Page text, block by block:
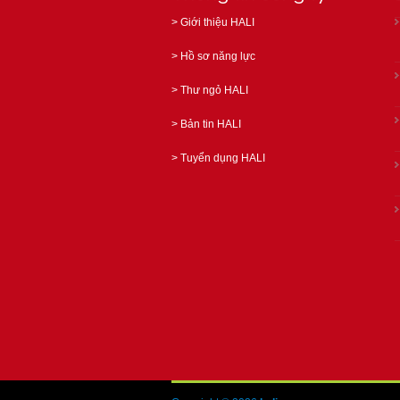
> Giới thiệu HALI
> Hồ sơ năng lực
> Thư ngỏ HALI
> Bản tin HALI
> Tuyển dụng HALI